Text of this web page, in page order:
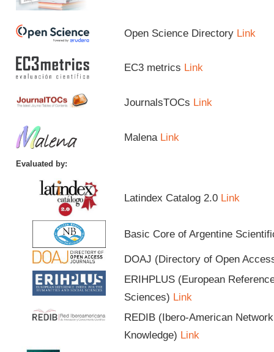
Open Science Directory Link
EC3 metrics Link
JournalsTOCs Link
Malena Link
Evaluated by:
Latindex Catalog 2.0 Link
Basic Core of Argentine
DOAJ (Directory of Open
ERIHPLUS (European
Sciences) Link
REDIB (Ibero-American
Knowledge) Link